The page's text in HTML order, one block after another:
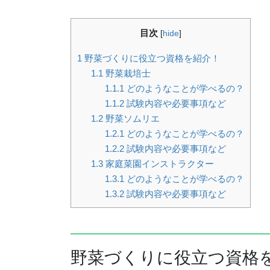
目次 [hide]
1 野菜づくりに役立つ資格を紹介！
1.1 野菜栽培士
1.1.1 どのようなことが学べるの？
1.1.2試験内容や必要事項など
1.2野菜ソムリエ
1.2.1 どのようなことが学べるの？
1.2.2試験内容や必要事項など
1.3家庭菜園インストラクター
1.3.1 どのようなことが学べるの？
1.3.2試験内容や必要事項など
野菜づくりに役立つ資格